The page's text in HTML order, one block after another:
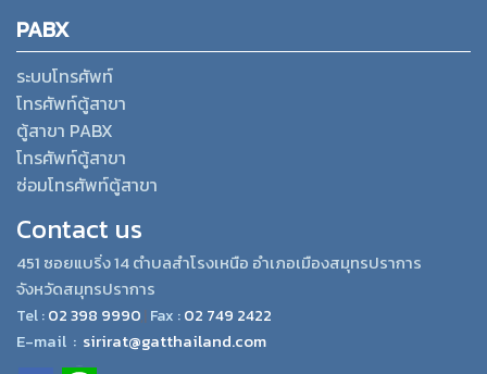
PABX
ระบบโทรศัพท์
โทรศัพท์ตู้สาขา
ตู้สาขา PABX
โทรศัพท์ตู้สาขา
ซ่อมโทรศัพท์ตู้สาขา
Contact us
451 ซอยแบริ่ง 14 ตำบลสำโรงเหนือ อำเภอเมืองสมุทรปราการ
จังหวัดสมุทรปราการ
Tel :02 398 9990,| Fax :02 749 2422
E-mail : sirirat@gatthailand.com